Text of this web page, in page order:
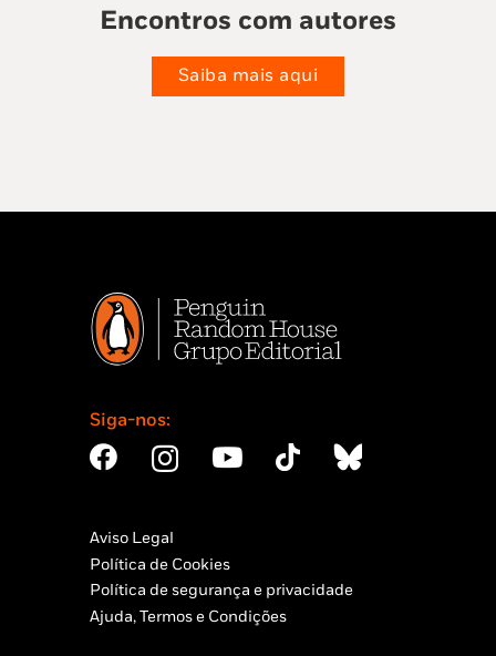
Encontros com autores
Saiba mais aqui
Siga-nos:
Aviso Legal
Política de Cookies
Política de segurança e privacidade
Ajuda, Termos e Condições